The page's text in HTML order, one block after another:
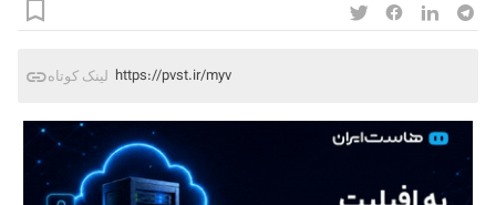
لینک کوتاه https://pvst.ir/myv